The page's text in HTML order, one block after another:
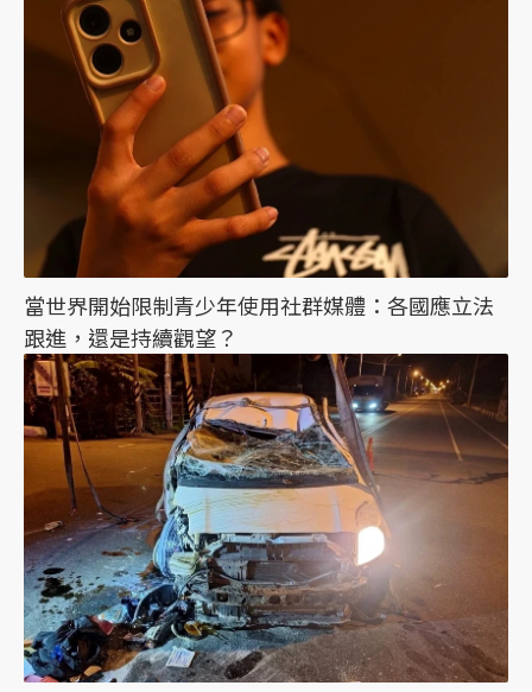
當世界開始限制青少年使用社群媒體：各國應立法
跟進，還是持續觀望？